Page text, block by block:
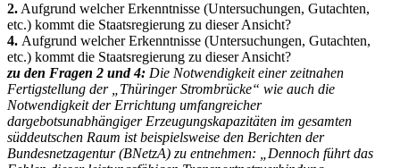
2.Aufgrund welcher Erkenntnisse (Untersuchungen, Gutachten,
etc.) kommt die Staatsregierung zu dieser Ansicht?
4. Aufgrund welcher Erkenntnisse (Untersuchungen, Gutachten,
etc.) kommt die Staatsregierung zu dieser Ansicht?
zu den Fragen 2 und 4: Die Notwendigkeit einer zeitnahen
Fertigstellung der „Thüringer Strombrücke“ wie auch die
Notwendigkeit der Errichtung umfangreicher
dargebotsunabhängiger Erzeugungskapazitäten im gesamten
süddeutschen Raum ist beispielsweise den Berichten der
Bundesnetzagentur (BNetzA) zu entnehmen: „Dennoch führt das